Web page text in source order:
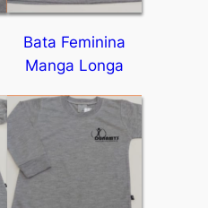
Bata Feminina
Manga Longa